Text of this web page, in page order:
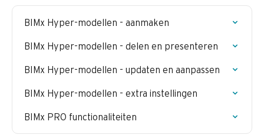
BIMx Hyper-modellen - aanmaken
BIMx Hyper-modellen - delen en presenteren
BIMx Hyper-modellen - updaten en aanpassen
BIMx Hyper-modellen - extra instellingen
BIMx PRO functionaliteiten